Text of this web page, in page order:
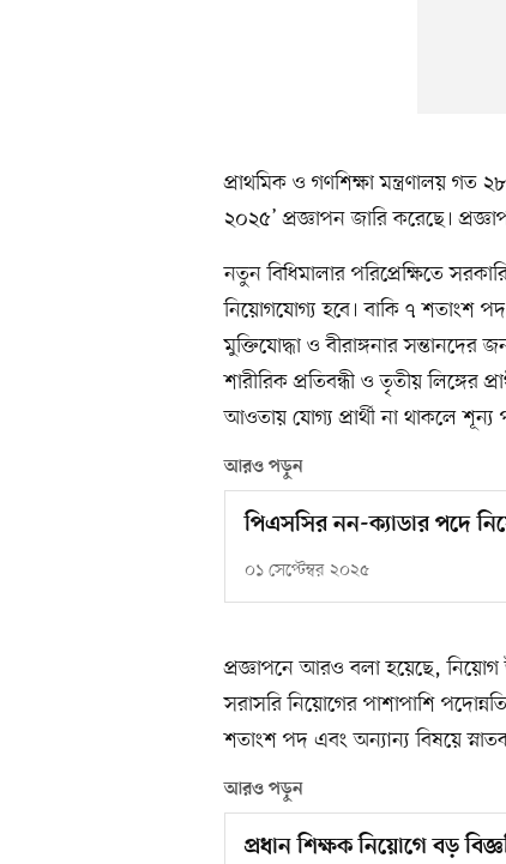
প্রাথমিক ও গণশিক্ষা মন্ত্রণালয় গত
২০২৫’ প্রজ্ঞাপন জারি করেছে।
নতুন বিধিমালার পরিপ্রেক্ষিতে
নিয়োগযোগ্য হবে। বাকি ৭ শতাংশ
মুক্তিযোদ্ধা ও বীরাঙ্গনার সন্তানদের
শারীরিক প্রতিবন্ধী ও তৃতীয় লিঙ্গের
আওতায় যোগ্য প্রার্থী না থাকলে
আরও পড়ুন
পিএসসির নন-ক্যাডার পদে
০১ সেপ্টেম্বর ২০২৫
প্রজ্ঞাপনে আরও বলা হয়েছে, নিয়োগ
সরাসরি নিয়োগের পাশাপাশি
শতাংশ পদ এবং অন্যান্য বিষয়ে
আরও পড়ুন
প্রধান শিক্ষক নিয়োগে বড়